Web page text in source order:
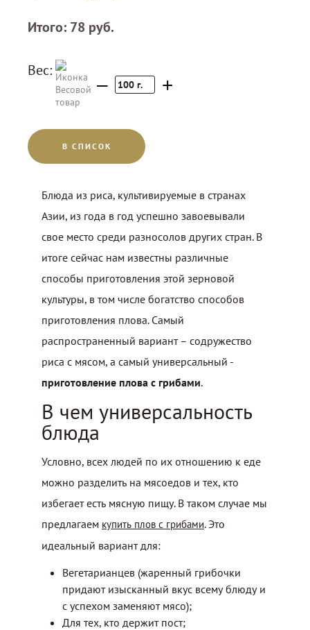
Итого: 78 руб.
Вес:
– 100 г. +
В СПИСОК
Блюда из риса, культивируемые в странах
Азии, из года в год успешно завоевывали
свое место среди разносолов других стран. В
итоге сейчас нам известны различные
способы приготовления этой зерновой
культуры, в том числе богатство способов
приготовления плова. Самый
распространенный вариант – содружество
риса с мясом, а самый универсальный -
приготовление плова с грибами.
В чем универсальность
блюда
Условно, всех людей по их отношению к еде
можно разделить на мясоедов и тех, кто
избегает есть мясную пищу. В таком случае мы
предлагаем купить плов с грибами. Это
идеальный вариант для:
Вегетарианцев (жаренный грибочки
придают изысканный вкус всему блюду и
с успехом заменяют мясо);
Для тех, кто держит пост;